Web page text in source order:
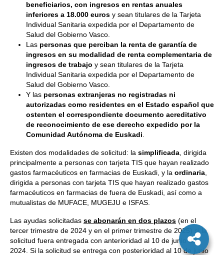
beneficiarios, con ingresos en rentas anuales
inferiores a 18.000 euros y sean titulares de la Tarjeta
Individual Sanitaria expedida por el Departamento de
Salud del Gobierno Vasco.
Las personas que perciban la renta de garantía de
ingresos en su modalidad de renta complementaria de
ingresos de trabajo y sean titulares de la Tarjeta
Individual Sanitaria expedida por el Departamento de
Salud del Gobierno Vasco.
Y las personas extranjeras no registradas ni
autorizadas como residentes en el Estado español que
ostenten el correspondiente documento acreditativo
de reconocimiento de ese derecho expedido por la
Comunidad Autónoma de Euskadi
Existen dos modalidades de solicitud: la simplificada , dirigida
principalmente a personas con tarjeta TIS que hayan realizado
gastos farmacéuticos en farmacias de Euskadi, y la ordinaria
dirigida a personas con tarjeta TIS que hayan realizado gastos
farmacéuticos en farmacias de fuera de Euskadi, así como a
mutualistas de MUFACE, MUGEJU e ISFAS.
Las ayudas solicitadas se abonarán en dos plazos (en el
tercer trimestre de 2024 y en el primer trimestre de 2025) si la
solicitud fuera entregada con anterioridad al 10 de junio de
2024. Si la solicitud se entrega con posterioridad al 10 de junio